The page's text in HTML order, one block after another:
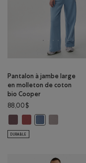
Pantalon à jambe large
en molleton de coton
bio Cooper
88,00$
DURABLE